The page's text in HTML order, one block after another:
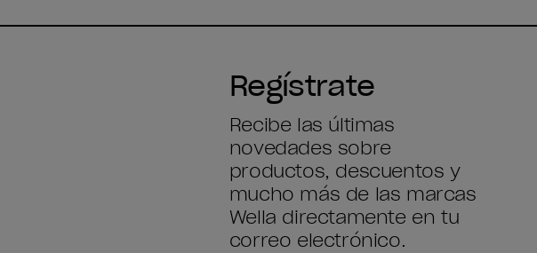
Regístrate
Recibe las últimas
novedades sobre
productos, descuentos y
mucho más de las marcas
Wella directamente en tu
correo electrónico.